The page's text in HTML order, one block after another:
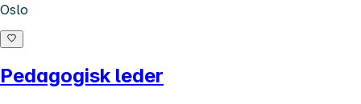
Oslo
Pedagogisk leder